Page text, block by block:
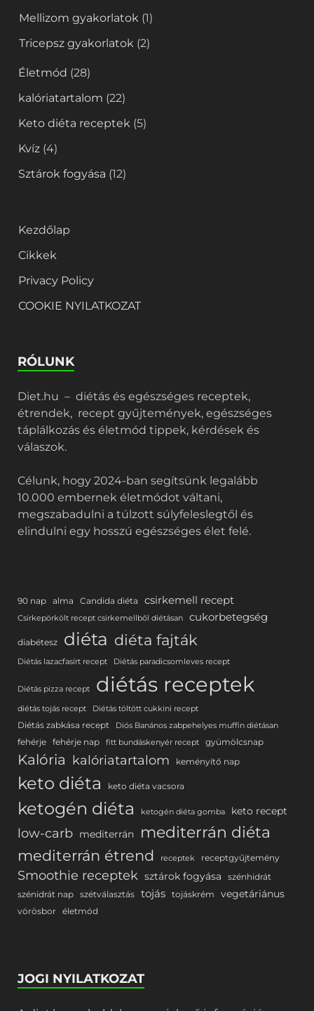
Mellizom gyakorlatok (1)
Tricepsz gyakorlatok (2)
Életmód (28)
kalóriatartalom (22)
Keto diéta receptek (5)
Kvíz (4)
Sztárok fogyása (12)
Kezdőlap
Cikkek
Privacy Policy
COOKIE NYILATKOZAT
RÓLUNK
Diet.hu – diétás és egészséges receptek,
étrendek, recept gyűjtemények, egészséges
táplálkozás és életmód tippek, kérdések és
válaszok.
Célunk, hogy 2024-ban segítsünk legalább
10.000 embernek életmódot váltani,
megszabadulni a túlzott súlyfeleslegtől és
elindulni egy hosszú egészséges élet felé.
90 nap alma Candida diéta csirkemell recept
Csirkepörkölt recept csirkemellből diétásan cukorbetegség
diabétesz diéta diéta fajták
Diétás lazacfasírt recept Diétás paradicsomleves recept
Diétás pizza recept diétás receptek
diétás tojás recept Diétás töltött cukkini recept
Diétás zabkása recept Diós Banános zabpehelyes muffin diétásan
fehérje fehérje nap fitt bundáskenyér recept gyümölcsnap
Kalória kalóriatartalom keményítő nap
keto diéta keto diéta vacsora
ketogén diéta ketogén diéta gomba keto recept
low-carb mediterrán mediterrán diéta
mediterrán étrend receptek receptgyűjtemény
Smoothie receptek sztárok fogyása
szénhidrát
szénidrát nap szétválasztás tojás tojáskrém vegetáriánus
vörösbor életmód
JOGI NYILATKOZAT